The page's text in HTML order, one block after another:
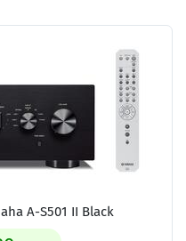
A-S501 II Black